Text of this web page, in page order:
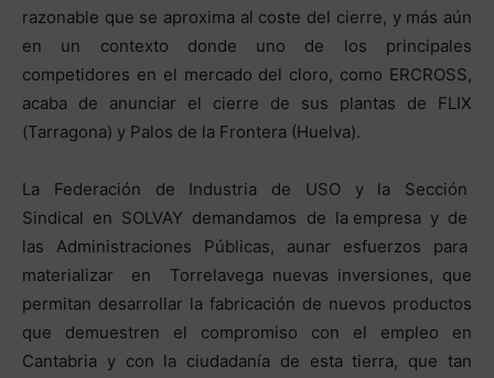
razonable que se aproxima al coste del cierre, y más aún
en un contexto donde uno de los principales
competidores en el mercado del cloro, como ERCROSS,
acaba de anunciar el cierre de sus plantas de FLIX
(Tarragona) y Palos de la Frontera (Huelva).
La Federación de Industria de USO y la Sección
Sindical en SOLVAY demandamos de la empresa y de
las Administraciones Públicas, aunar esfuerzos para
materializar en Torrelavega nuevas inversiones, que
permitan desarrollar la fabricación de nuevos productos
que demuestren el compromiso con el empleo en
Cantabria y con la ciudadanía de esta tierra, que tan